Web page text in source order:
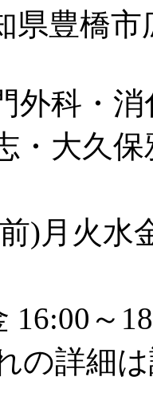
県豊橋
外科・
・大久保
)月火水
16:00～
の詳細